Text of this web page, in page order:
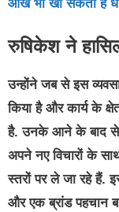
आंखें भी खा सकती हैं
रुषिकेश ने
उन्होंने जब से इस
किया है और कार्य के
है. उनके आने के बाद से
अपने नए विचारों के
स्तरों पर ले जा रहे हैं.
और एक ब्रांड पहचान